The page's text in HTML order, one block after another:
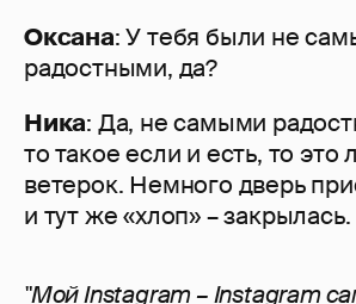
Оксана: У тебя были не
радостными, да?
Ника: Да, не самыми
то такое если и есть, то это
ветерок. Немного дверь
и тут же «хлоп» – закрылась.
"Мой Instagram – Instagram